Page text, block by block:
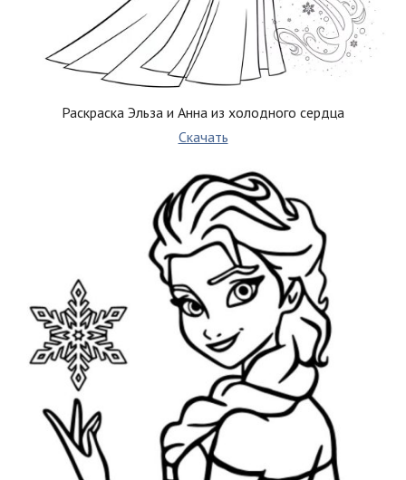
Раскраска Эльза и Анна из холодного сердца
Скачать